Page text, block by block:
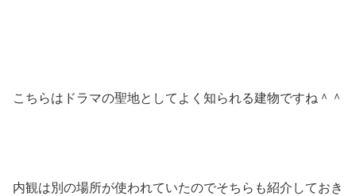
こちらはドラマの聖地としてよく知られる建物ですね＾＾
内観は別の場所が使われていたのでそちらも紹介しておき